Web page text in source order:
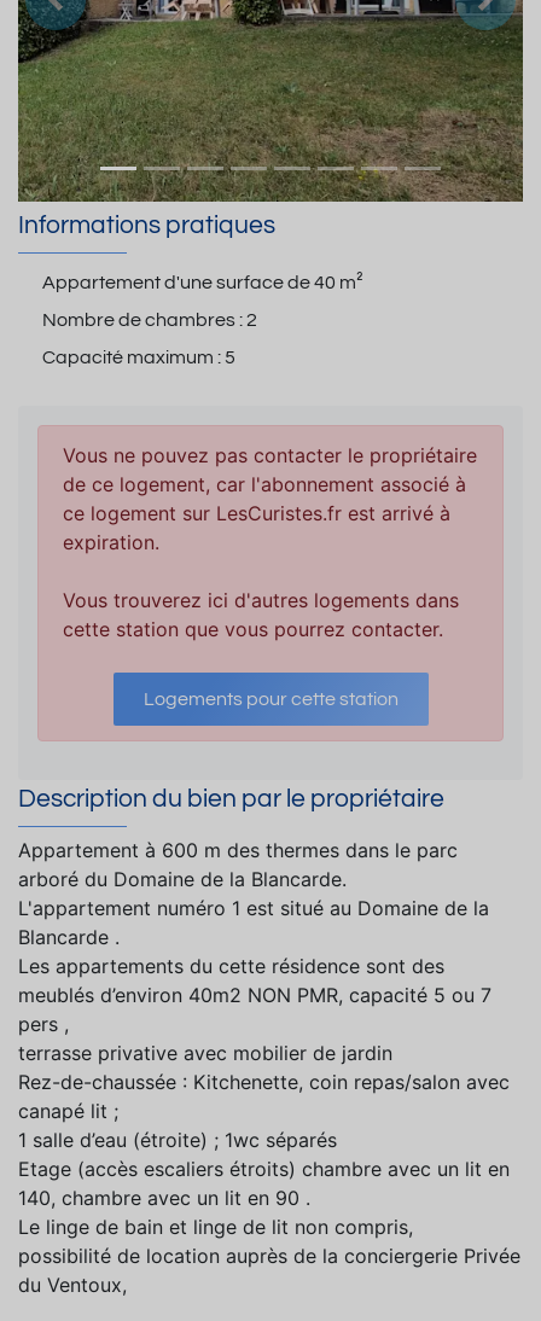
Précedent
Informations pratiques
Appartement d'une surface de40 m²
Nombre de chambres :2
Capacité maximum :5
Vous ne pouvez pas contacter le propriétaire
de ce logement, car l'abonnement associé à
ce logement sur LesCuristes.fr est arrivé à
expiration.
Vous trouverez ici d'autres logements dans
cette station que vous pourrez contacter.
Logements pour cette station
Description du bien par le propriétaire
Appartement à 600 m des thermes dans le parc
arboré du Domaine de la Blancarde.
L'appartement numéro 1 est situé au Domaine de la
Blancarde .
Les appartements du cette résidence sont des
meublés d’environ 40m2 NON PMR, capacité 5 ou 7
pers ,
terrasse privative avec mobilier de jardin
Rez-de-chaussée : Kitchenette, coin repas/salon avec
canapé lit ;
1 salle d’eau (étroite) ; 1wc séparés
Etage (accès escaliers étroits) chambre avec un lit en
140, chambre avec un lit en 90 .
Le linge de bain et linge de lit non compris,
possibilité de location auprès de la conciergerie Privée
du Ventoux,